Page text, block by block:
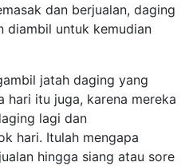
dan berjualan, daging
diambil untuk kemudian
jatah daging yang
hari itu juga, karena mereka
lagi dan
hari. Itulah mengapa
hingga siang atau sore